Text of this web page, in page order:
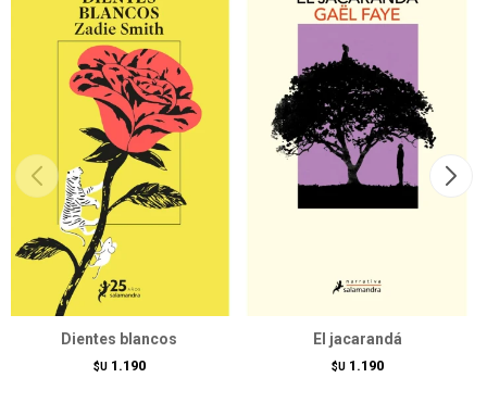
Dientes blancos
$U 1.190
El jacarandá
$U 1.190